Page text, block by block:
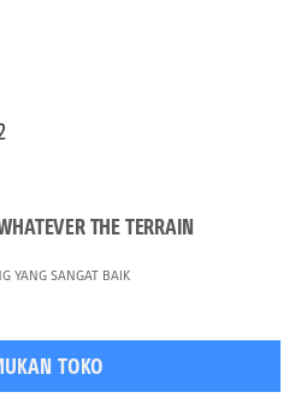
THE TERRAIN
YANG SANGAT BAIK
TOKO